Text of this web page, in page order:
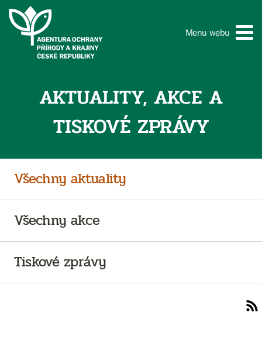
Menu webu
AKTUALITY, AKCE A
TISKOVÉ ZPRÁVY
Všechny aktuality
Všechny akce
Tiskové zprávy